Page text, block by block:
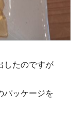
したのですが
パッケージを